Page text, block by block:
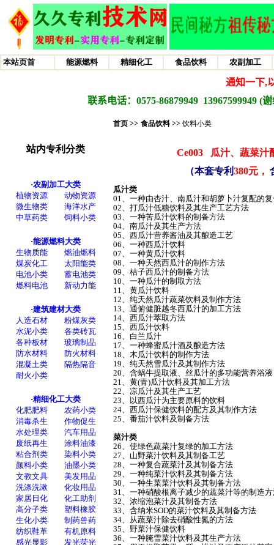
首页 >> 食品饮料 >> 饮料小类
Ce003
瓜汁、蔬菜汁
（本套专利380元，
瓜汁类
01、一种由杏汁、南瓜汁和胡萝卜汁复配的
02、打瓜汁低糖饮料及其生产工艺方法
03、一种苦瓜汁饮料的制备方法
04、南瓜汁及其生产方法
05、西瓜汁营养酱油及其酿造工艺
06、一种西瓜汁饮料
07、一种黄瓜汁饮料
08、一种天然西瓜汁的制作方法
09、桔子西瓜汁的制备方法
10、一种瓜汁的制取方法
11、黄瓜汁饮料
12、纯天然瓜汁蔬菜饮料及制作方法
13、通俯健脏越冬西瓜汁的加工方法
14、西瓜汁萃取方法
15、西瓜汁饮料
16、白兰瓜汁
17、一种蜂蜜瓜汁酒及酿造方法
18、木瓜汁饮料的制作方法
19、纯天然雪瓜汁及其制作方法
20、含蜗牛提取液、丝瓜汁的多功能营养浴液
21、黄(青)瓜汁饮料及其加工方法
22、凉瓜汁及其生产工艺
23、以西瓜汁为主要原料的饮料
24、西瓜汁保健饮料的配方及其制作方法
25、番茄汁饮料及制备方法
菜汁类
26、使绿色蔬菜汁复绿的加工方法
27、山野菜汁饮料及其制备工艺
28、一种复合蔬菜汁及其制备方法
29、一种纯菜汁饮料及其制备方法
30、一种生菜菜汁饮料及其制备方法
31、一种硝酸根离子减少的蔬菜汁等的制造
32、浓缩泡菜汁及其制备方法
33、含纳米SOD的菜汁饮料及其制备方法
34、从蔬菜汁除去硝酸性氮的方法
35、野菜汁保健饮料
36、一种腌雪菜汁饮料及其生产方法